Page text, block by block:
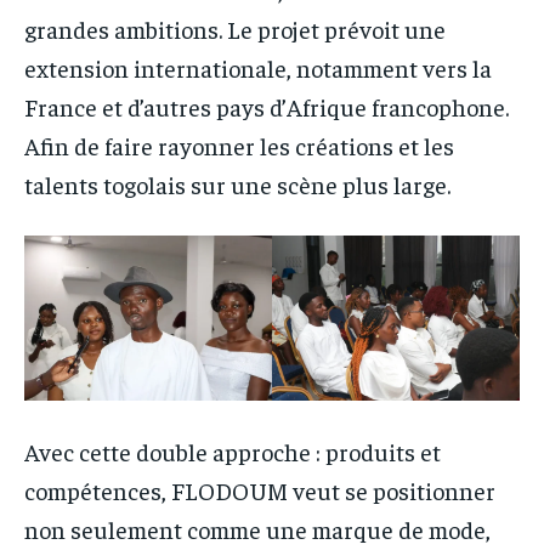
grandes ambitions. Le projet prévoit une
extension internationale, notamment vers la
France et d’autres pays d’Afrique francophone.
Afin de faire rayonner les créations et les
talents togolais sur une scène plus large.
Avec cette double approche : produits et
compétences, FLODOUM veut se positionner
non seulement comme une marque de mode,